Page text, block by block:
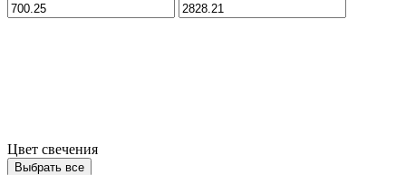
Цвет свечения
Выбрать все